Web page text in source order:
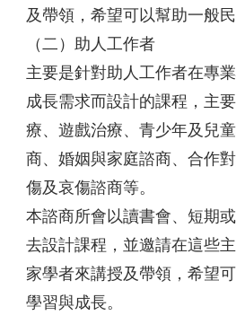
及帶領，希望可以幫助一般民
（二）助人工作者
主要是針對助人工作者在專
成長需求而設計的課程，主
療、遊戲治療、青少年及兒
商、婚姻與家庭諮商、合作
傷及哀傷諮商等。
本諮商所會以讀書會、短期
去設計課程，並邀請在這些
家學者來講授及帶領，希望
學習與成長。